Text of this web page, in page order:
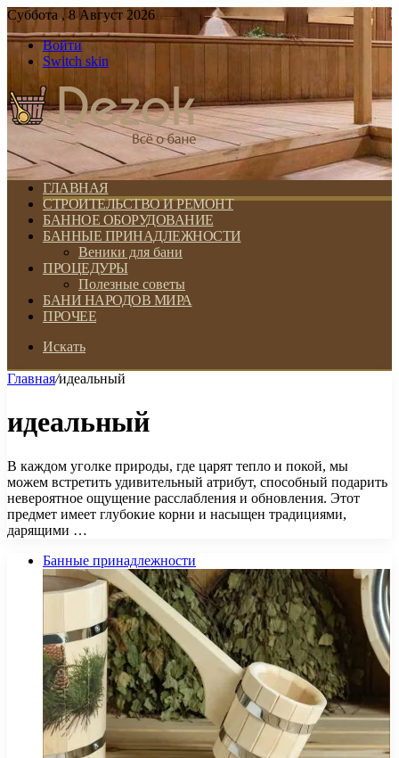
Суббота , 8 Август 2026
Войти
Switch skin
ГЛАВНАЯ
СТРОИТЕЛЬСТВО И РЕМОНТ
БАННОЕ ОБОРУДОВАНИЕ
БАННЫЕ ПРИНАДЛЕЖНОСТИ
Веники для бани
ПРОЦЕДУРЫ
Полезные советы
БАНИ НАРОДОВ МИРА
ПРОЧЕЕ
Искать
Главная/идеальный
идеальный
В каждом уголке природы, где царят тепло и покой, мы
можем встретить удивительный атрибут, способный подарить
невероятное ощущение расслабления и обновления. Этот
предмет имеет глубокие корни и насыщен традициями,
дарящими …
Банные принадлежности